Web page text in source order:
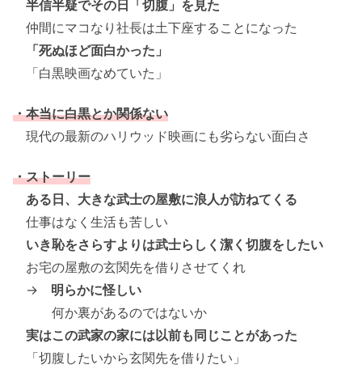
半信半疑でその日「切腹」を見た
仲間にマコなり社長は土下座することになった
「死ぬほど面白かった」
「白黒映画なめていた」
・本当に白黒とか関係ない
現代の最新のハリウッド映画にも劣らない面白さ
・ストーリー
ある日、大きな武士の屋敷に浪人が訪ねてくる
仕事はなく生活も苦しい
いき恥をさらすよりは武士らしく潔く切腹をしたい
お宅の屋敷の玄関先を借りさせてくれ
→ 明らかに怪しい
何か裏があるのではないか
実はこの武家の家には以前も同じことがあった
「切腹したいから玄関先を借りたい」